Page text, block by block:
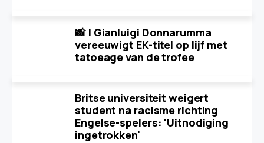
📸 | Gianluigi Donnarumma
vereeuwigt EK-titel op lijf met
tatoeage van de trofee
Britse universiteit weigert
student na racisme richting
Engelse-spelers: 'Uitnodiging
ingetrokken'